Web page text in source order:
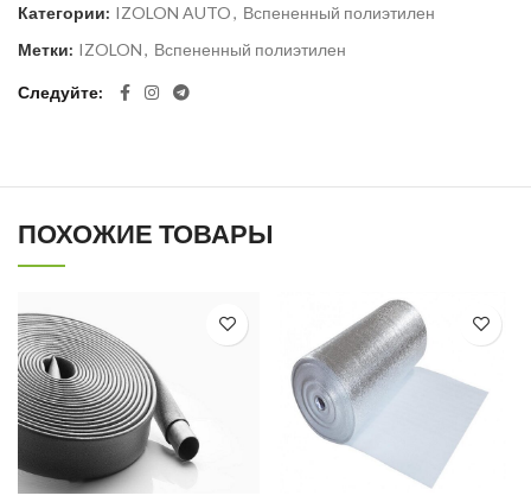
Категории: IZOLON AUTO, Вспененный полиэтилен
Метки: IZOLON, Вспененный полиэтилен
Следуйте
ПОХОЖИЕ ТОВАРЫ